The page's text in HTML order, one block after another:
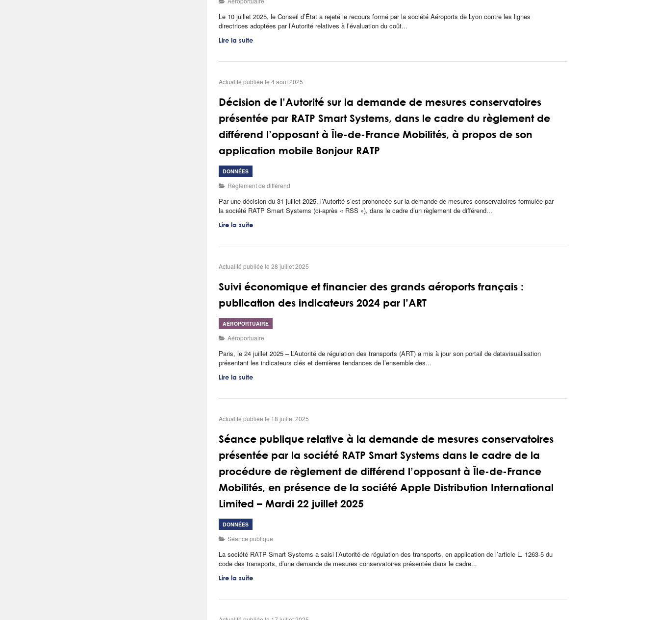
Le 10 juillet 2025, le Conseil d’État a rejeté le recours formé par la société Aéroports de Lyon contre les lignes
directrices adoptées par l’Autorité relatives à l’évaluation du coût...
Lire la suite
Actualité publiée le 4 août 2025
Décision de l’Autorité sur la demande de mesures conservatoires
présentée par RATP Smart Systems, dans le cadre du règlement de
différend l’opposant à Île-de-France Mobilités, à propos de son
application mobile Bonjour RATP
DONNÉES
Règlement de différend
Par une décision du 31 juillet 2025, l’Autorité s’est prononcée sur la demande de mesures conservatoires formulée par
la société RATP Smart Systems (ci-après « RSS »), dans le cadre d’un règlement de différend...
Lire la suite
Actualité publiée le 28 juillet 2025
Suivi économique et financier des grands aéroports français :
publication des indicateurs 2024 par l’ART
AÉROPORTUAIRE
Aéroportuaire
Paris, le 24 juillet 2025 – L’Autorité de régulation des transports (ART) a mis à jour son portail de datavisualisation
présentant les indicateurs clés et dernières tendances de l’ensemble des...
Lire la suite
Actualité publiée le 18 juillet 2025
Séance publique relative à la demande de mesures conservatoires
présentée par la société RATP Smart Systems dans le cadre de la
procédure de règlement de différend l’opposant à Île-de-France
Mobilités, en présence de la société Apple Distribution International
Limited – Mardi 22 juillet 2025
DONNÉES
Séance publique
La société RATP Smart Systems a saisi l’Autorité de régulation des transports, en application de l’article L. 1263‑5 du
code des transports, d’une demande de mesures conservatoires présentée dans le cadre...
Lire la suite